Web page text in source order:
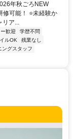
年秋ごろNEW
可能！ ⭐未経験か
リア...
歓迎
学歴不問
ルOK
残業なし
ングスタッフ